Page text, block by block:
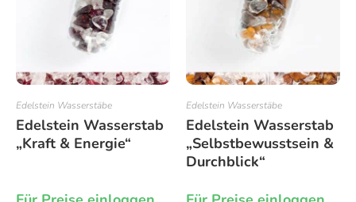
Edelstein Wasserstäbe
Edelstein Wasserstab
„Kraft & Energie“
Edelstein Wasserstäbe
Edelstein Wasserstab
„Selbstbewusstsein &
Durchblick“